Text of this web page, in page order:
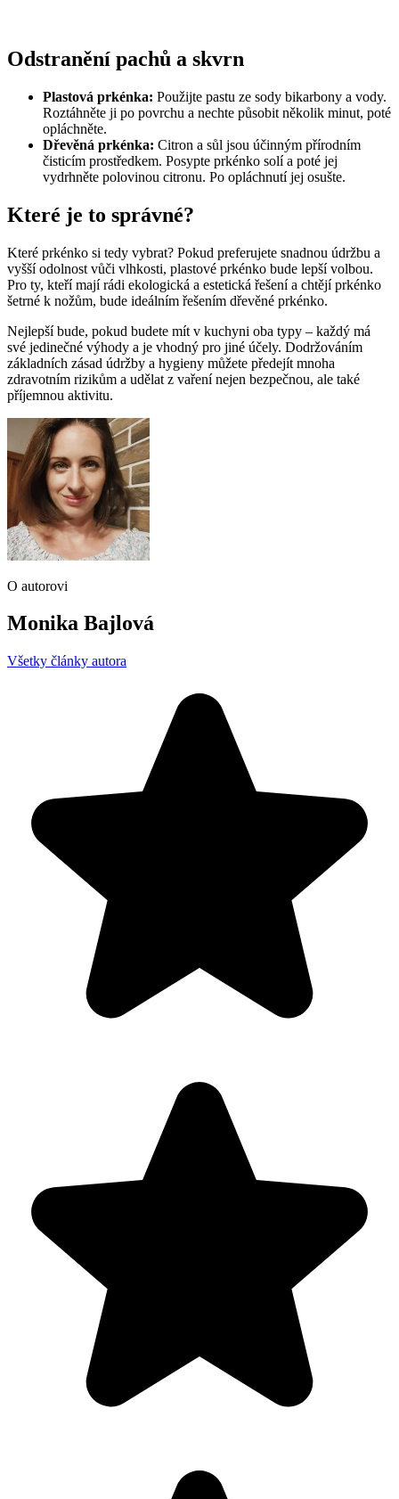
Odstranění pachů a skvrn
Plastová prkénka: Použijte pastu ze sody bikarbony a vody.
Roztáhněte ji po povrchu a nechte působit několik minut, poté
opláchněte.
Dřevěná prkénka: Citron a sůl jsou účinným přírodním
čisticím prostředkem. Posypte prkénko solí a poté jej
vydrhněte polovinou citronu. Po opláchnutí jej osušte.
Které je to správné?
Které prkénko si tedy vybrat? Pokud preferujete snadnou údržbu a
vyšší odolnost vůči vlhkosti, plastové prkénko bude lepší volbou.
Pro ty, kteří mají rádi ekologická a estetická řešení a chtějí prkénko
šetrné k nožům, bude ideálním řešením dřevěné prkénko.
Nejlepší bude, pokud budete mít v kuchyni oba typy – každý má
své jedinečné výhody a je vhodný pro jiné účely. Dodržováním
základních zásad údržby a hygieny můžete předejít mnoha
zdravotním rizikům a udělat z vaření nejen bezpečnou, ale také
příjemnou aktivitu.
O autorovi
Monika Bajlová
Všetky články autora